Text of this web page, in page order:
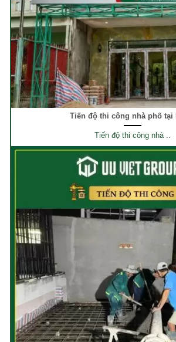
Tiến độ thi công nhà phố tại
Tiến độ thi công nhà ..